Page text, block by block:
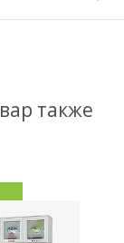
также